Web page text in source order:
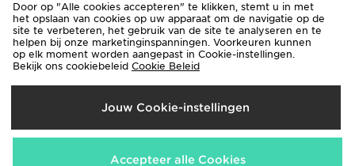
Verzenden Naar
België
Wij accepteren de volgende betaalmethoden
Door op "Alle cookies accepteren" te klikken, stemt u in met
het opslaan van cookies op uw apparaat om de navigatie op de
site te verbeteren, het gebruik van de site te analyseren en te
helpen bij onze marketinginspanningen. Voorkeuren kunnen
op elk moment worden aangepast in Cookie-instellingen.
Bekijk ons cookiebeleid Cookie Beleid
Jouw Cookie-instellingen
Accepteer alle Cookies